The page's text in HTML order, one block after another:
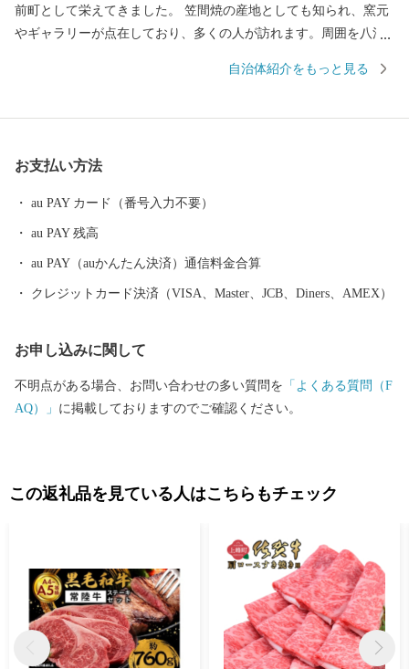
前町として栄えてきました。 笠間焼の産地としても知られ、窯元
やギャラリーが点在しており、多くの人が訪れます。周囲を八溝
やかな気候に恵まれた豊かな自然からは、数々の歴史・文化・芸
山灰土壌が、ふっくら薫り高い栗を育むのに適しています。多く
の品種があり、用途や好みに合わせて栗を楽しめます。 【笠間市
て指定を受けました。指定期間：令和6年10月1日～令和7年9月30
日】 ■□■……………………………………………………… お礼の
品・証明書等のお問い合わせはこちらへ 笠間市ふるさと納税サポ
………………………………………………………■□■
自治体紹介をもっと見る
お支払い方法
au PAY カード（番号入力不要）
au PAY 残高
au PAY（auかんたん決済）通信料金合算
クレジットカード決済（VISA、Master、JCB、Diners、AMEX）
お申し込みに関して
不明点がある場合、お問い合わせの多い質問を 「よくある質問（F
AQ）」 に掲載しておりますのでご確認ください。
この返礼品を見ている人はこちらもチェック